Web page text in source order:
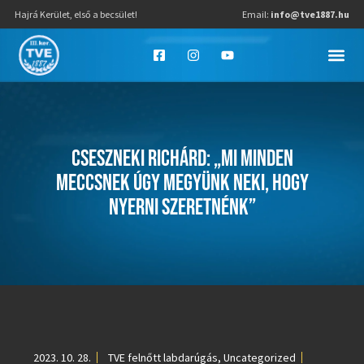
Hajrá Kerület, első a becsület! Email: info@tve1887.hu
CSESZNEKI RICHÁRD: „MI MINDEN
MECCSNEK ÚGY MEGYÜNK NEKI, HOGY
NYERNI SZERETNÉNK”
2023. 10. 28. TVE felnőtt labdarúgás, Uncategorized